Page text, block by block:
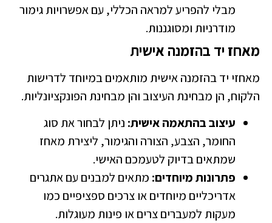
מבלי להפריע למראה הכללי, עם אפשרויות גימור
מודרניות ומסוגננות.
יד בהזמנה אישית
יד בהזמנה אישית מותאמים במיוחד לדרישות
הן מבחינת העיצוב והן מבחינת הפונקציונליות.
עיצוב בהתאמה אישית:ניתן לבחור את סוג
החומר, הצבע, הצורה והגימור, ליצירת מאחז
שמתאים בדיוק לטעמכם האישי.
פתרונות מיוחדים:מתאים למבנים עם אתגרים
אדריכליים מיוחדים או צרכים ספציפיים כמו
מעקות למעברים צרים או פינות מעוגלות.